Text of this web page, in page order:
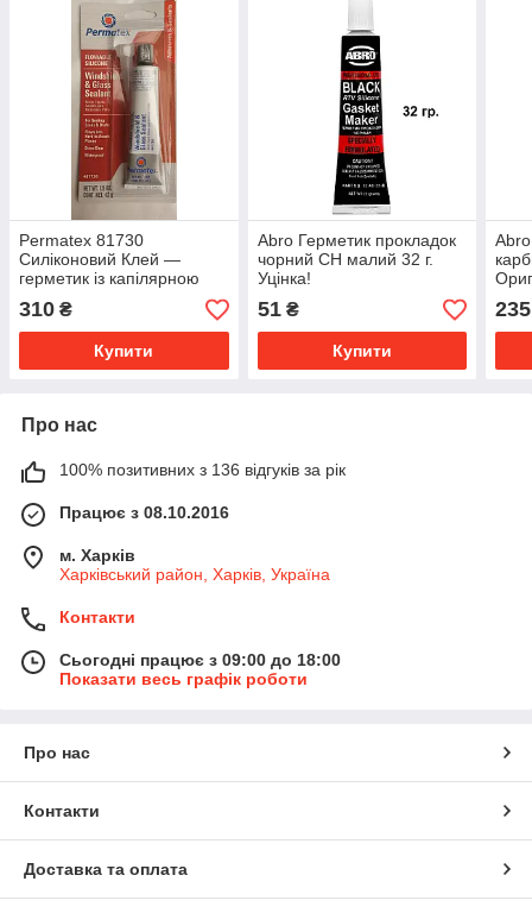
Permatex 81730
Силіконовий Клей —
герметик із капілярною
проникністю
310 ₴
Купити
Abro Герметик прокладок
чорний СН малий 32 г.
Уцінка!
51₴
Купити
235
Про нас
100% позитивних з 136 відгуків за рік
Працює з 08.10.2016
м. Харків
Харківський район, Харків, Україна
Контакти
Сьогодні працює з 09:00 до 18:00
Показати весь графік роботи
Про нас
Контакти
Доставка та оплата